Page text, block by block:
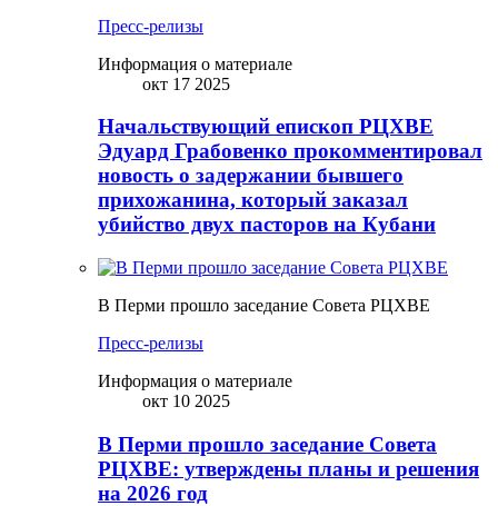
Пресс-релизы
Информация о материале
окт 17 2025
Начальствующий епископ РЦХВЕ
Эдуард Грабовенко прокомментировал
новость о задержании бывшего
прихожанина, который заказал
убийство двух пасторов на Кубани
В Перми прошло заседание Совета РЦХВЕ
Пресс-релизы
Информация о материале
окт 10 2025
В Перми прошло заседание Совета
РЦХВЕ: утверждены планы и решения
на 2026 год